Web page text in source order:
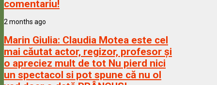
comentariu!
2 months ago
Marin Giulia: Claudia Motea este cel
mai căutat actor, regizor, profesor și
o apreciez mult de tot Nu pierd nici
un spectacol si pot spune că nu ol